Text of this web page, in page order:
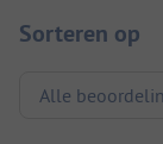
Sorteren op